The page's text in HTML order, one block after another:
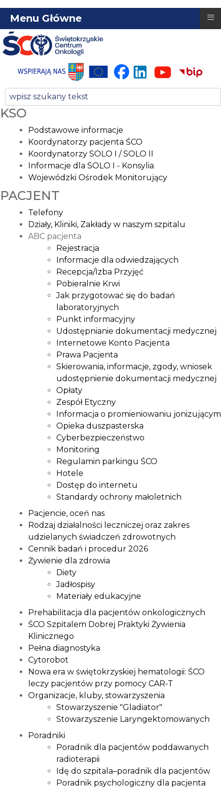
Menu Główne ≡
KSO
Podstawowe informacje
Koordynatorzy pacjenta ŚCO
Koordynatorzy SOLO I / SOLO II
Informacje dla SOLO I - Konsylia
Wojewódzki Ośrodek Monitorujący
PACJENT
Telefony
Działy, Kliniki, Zakłady w naszym szpitalu
ABC pacjenta
Rejestracja
Informacje dla odwiedzających
Recepcja/Izba Przyjęć
Pobieralnie Krwi
Jak przygotować się do badań
laboratoryjnych
Punkt informacyjny
Udostępnianie dokumentacji medycznej
Internetowe Konto Pacjenta
Prawa Pacjenta
Skierowania, informacje, zgody, wniosek
udostępnienie dokumentacji medycznej
Opłaty
Zespół Etyczny
Informacja o promieniowaniu jonizującym
Opieka duszpasterska
Cyberbezpieczeństwo
Monitoring
Regulamin parkingu ŚCO
Hotele
Dostęp do internetu
Standardy ochrony małoletnich
Pacjencie, oceń nas
Rodzaj działalności leczniczej oraz zakres
udzielanych świadczeń zdrowotnych
Cennik badań i procedur 2026
Żywienie dla zdrowia
Diety
Jadłospisy
Materiały edukacyjne
Prehabilitacja dla pacjentów onkologicznych
ŚCO Szpitalem Dobrej Praktyki Żywienia
Klinicznego
Pełna diagnostyka
Cytorobot
Nowa era w świętokrzyskiej hematologii: ŚCO
leczy pacjentów przy pomocy CAR-T
Organizacje, kluby, stowarzyszenia
Stowarzyszenie "Gladiator"
Stowarzyszenie Laryngektomowanych
Poradniki
Poradnik dla pacjentów poddawanych
radioterapii
Idę do szpitala–poradnik dla pacjentów
Poradnik psychologiczny dla pacjenta